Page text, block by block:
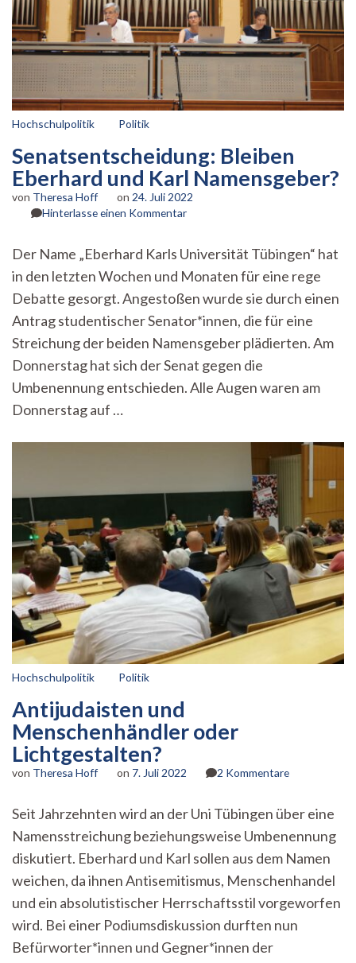
Hochschulpolitik Politik
Senatsentscheidung: Bleiben
Eberhard und Karl Namensgeber?
von Theresa Hoff on 24. Juli 2022
Hinterlasse einen Kommentarzu
Eberhard
und
Namensgeber?
Der Name „Eberhard Karls Universität Tübingen“ hat
in den letzten Wochen und Monaten für eine rege
Debatte gesorgt. Angestoßen wurde sie durch einen
Antrag studentischer Senator*innen, die für eine
Streichung der beiden Namensgeber plädierten. Am
Donnerstag hat sich der Senat gegen die
Umbenennung entschieden. Alle Augen waren am
Donnerstag auf …
Hochschulpolitik Politik
Antijudaisten und
Menschenhändler oder
Lichtgestalten?
von Theresa Hoff on 7. Juli 2022 2 Kommentarezu
oder
Seit Jahrzehnten wird an der Uni Tübingen über eine
Namensstreichung beziehungsweise Umbenennung
diskutiert. Eberhard und Karl sollen aus dem Namen
weichen, da ihnen Antisemitismus, Menschenhandel
und ein absolutistischer Herrschaftsstil vorgeworfen
wird. Bei einer Podiumsdiskussion durften nun
Befürworter*innen und Gegner*innen der